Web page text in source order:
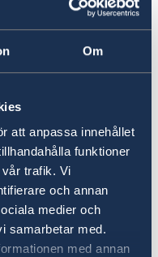
Om
att anpassa innehållet
funktioner
trafik. Vi
och annan
medier och
samarbetar med.
med annan
kan inte se var
bli enklare
Du kan
länkarna nedan.
Resklar-appen
den.